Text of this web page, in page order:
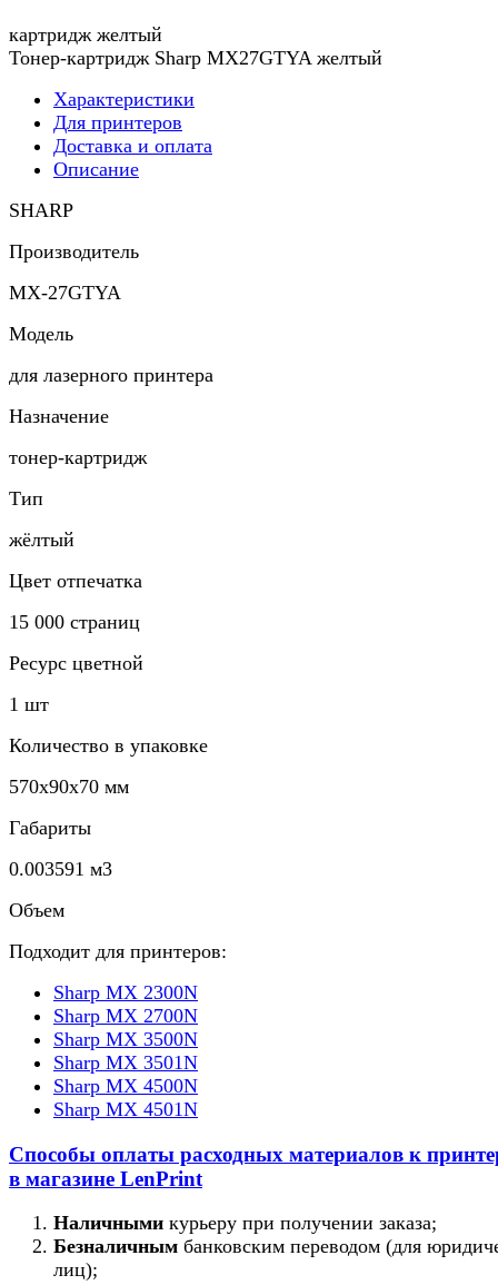
картридж желтый
Тонер-картридж Sharp MX27GTYA желтый
Характеристики
Для принтеров
Доставка и оплата
Описание
SHARP
Производитель
MX-27GTYA
Модель
для лазерного принтера
Назначение
тонер-картридж
Тип
жёлтый
Цвет отпечатка
15 000 страниц
Ресурс цветной
1 шт
Количество в упаковке
570x90x70 мм
Габариты
0.003591 м3
Объем
Подходит для принтеров:
Sharp MX 2300N
Sharp MX 2700N
Sharp MX 3500N
Sharp MX 3501N
Sharp MX 4500N
Sharp MX 4501N
Способы оплаты расходных материалов к
в магазине LenPrint
Наличными курьеру при получении заказа;
Безналичным банковским переводом (для
лиц);